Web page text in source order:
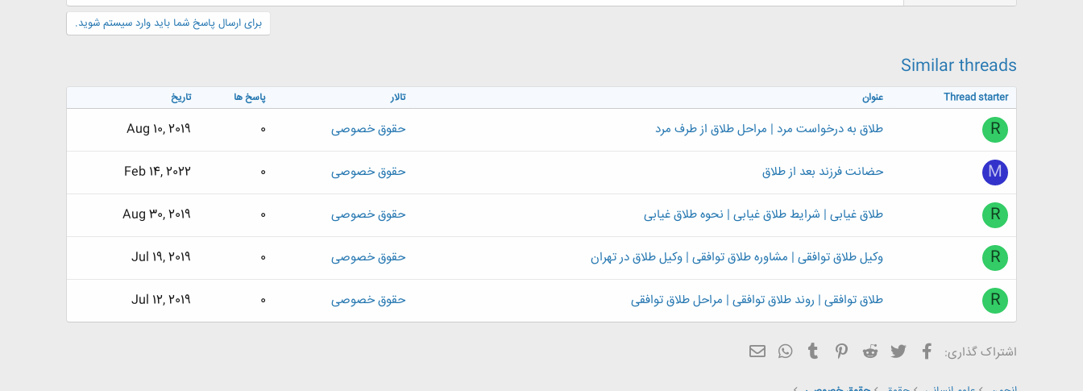
برای ارسال پاسخ شما باید وارد سیستم شوید.
Similar threads
Thread starter عنوان تالار پاسخ ها تاریخ
R طلاق به درخواست مرد | مراحل طلاق از طرف مرد حقوق خصوصی 0
Aug 10, 2019
M حضانت فرزند بعد از طلاق حقوق خصوصی 0
Feb 14, 2022
R طلاق غیابی | شرایط طلاق غیابی | نحوه طلاق غیابی حقوق خصوصی 0
Aug 30, 2019
R وکیل طلاق توافقی | مشاوره طلاق توافقی | وکیل طلاق در تهران حقوق خصوصی 0
Jul 19, 2019
R طلاق توافقی | روند طلاق توافقی | مراحل طلاق توافقی حقوق خصوصی 0
Jul 12, 2019
اشتراک گذاری: فیسبوکتویتر Reddit
Pinterest
Tumblr
WhatsApp